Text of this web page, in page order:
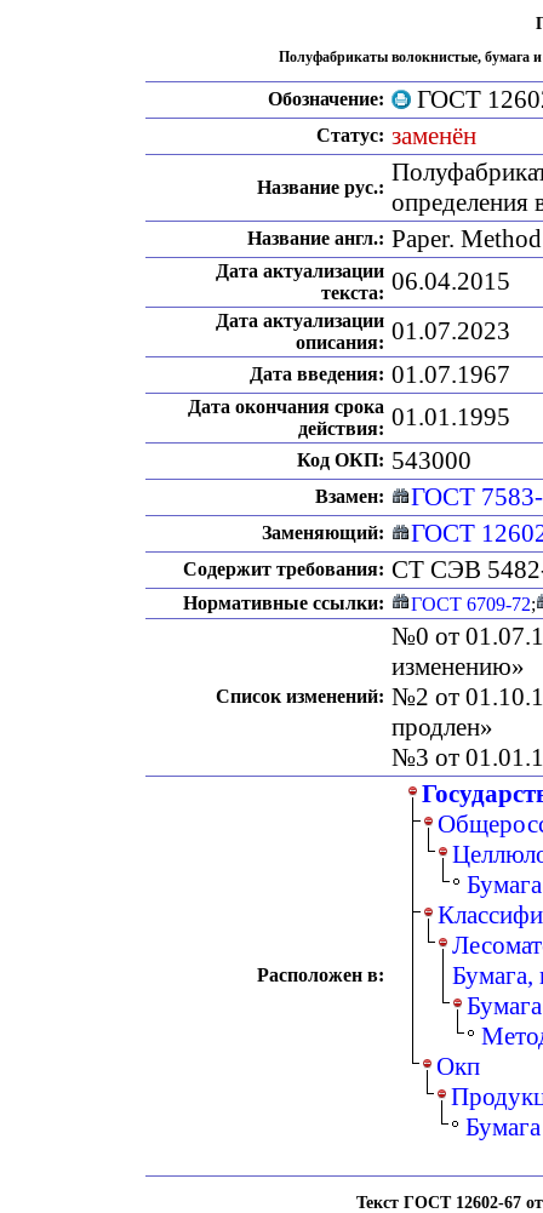
Полуфабрикаты волокнистые, бумага
Обозначение: ГОСТ
Статус: заменён
Название рус.:
определения
Название англ.: Paper.
Дата актуализации
текста: 06.04.2015
Дата актуализации
описания: 01.07.2023
Дата введения: 01.07.1967
Дата окончания срока
действия: 01.01.1995
Код ОКП: 543000
Взамен: ГОСТ
Заменяющий: ГОСТ
Содержит требования: СТ СЭВ
Нормативные ссылки: ГОСТ 6709-72;
Список изменений:
№0 от
изменению»
№2 от
продлен»
№3 от
Расположен в:
Бумага,
Окп
Бумага
Текст ГОСТ 12602-67